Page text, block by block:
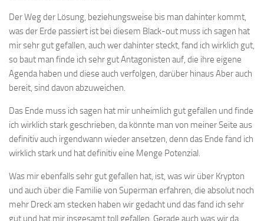
Der Weg der Lösung, beziehungsweise bis man dahinter kommt,
was der Erde passiert ist bei diesem Black-out muss ich sagen hat
mir sehr gut gefallen, auch wer dahinter steckt, fand ich wirklich gut,
so baut man finde ich sehr gut Antagonisten auf, die ihre eigene
Agenda haben und diese auch verfolgen, darüber hinaus Aber auch
bereit, sind davon abzuweichen.
Das Ende muss ich sagen hat mir unheimlich gut gefallen und finde
ich wirklich stark geschrieben, da könnte man von meiner Seite aus
definitiv auch irgendwann wieder ansetzen, denn das Ende fand ich
wirklich stark und hat definitiv eine Menge Potenzial.
Was mir ebenfalls sehr gut gefallen hat, ist, was wir über Krypton
und auch über die Familie von Superman erfahren, die absolut noch
mehr Dreck am stecken haben wir gedacht und das fand ich sehr
gut und hat mir insgesamt toll gefallen. Gerade auch was wir da